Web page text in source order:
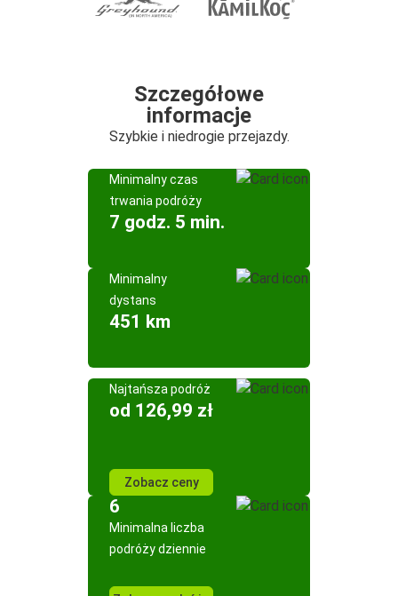
Szczegółowe
informacje
Szybkie i niedrogie przejazdy.
Minimalny czas
trwania podróży
7 godz. 5 min.
Minimalny
dystans
451 km
Najtańsza podróż
od 126,99 zł
Zobacz ceny
6
Minimalna liczba
podróży dziennie